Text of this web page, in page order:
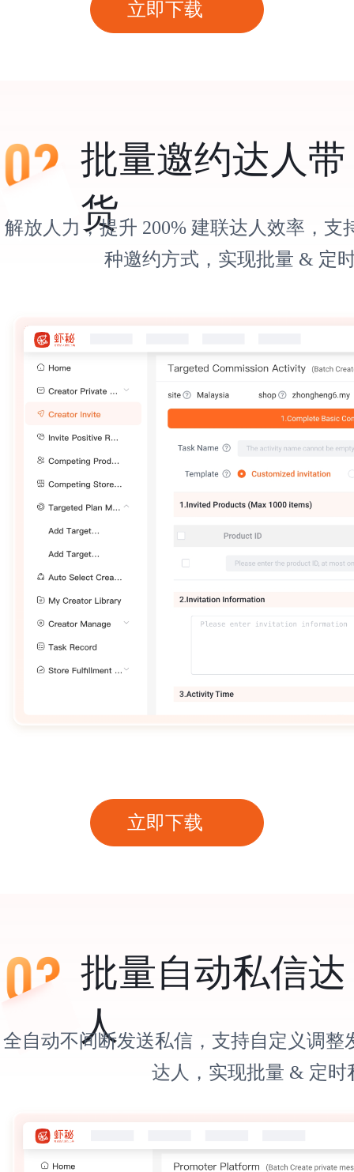
立即下载
批量邀约达人带
货
解放人力，提升 200% 建联达人效率，支
种邀约方式，实现批量 & 定
立即下载
批量自动私信达
人
全自动不间断发送私信，支持自定义调整
达人，实现批量 & 定时